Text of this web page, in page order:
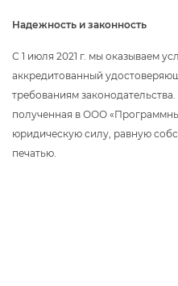
Надежность и законность
С 1 июля 2021 г. мы оказываем
аккредитованный
требованиям
полученная в ООО
юридическую силу, равную
печатью.